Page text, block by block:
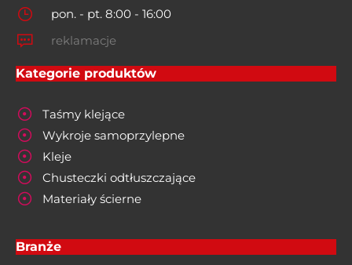
pon. - pt. 8:00 - 16:00
reklamacje
Kategorie produktów
Taśmy klejące
Wykroje samoprzylepne
Kleje
Chusteczki odtłuszczające
Materiały ścierne
Branże